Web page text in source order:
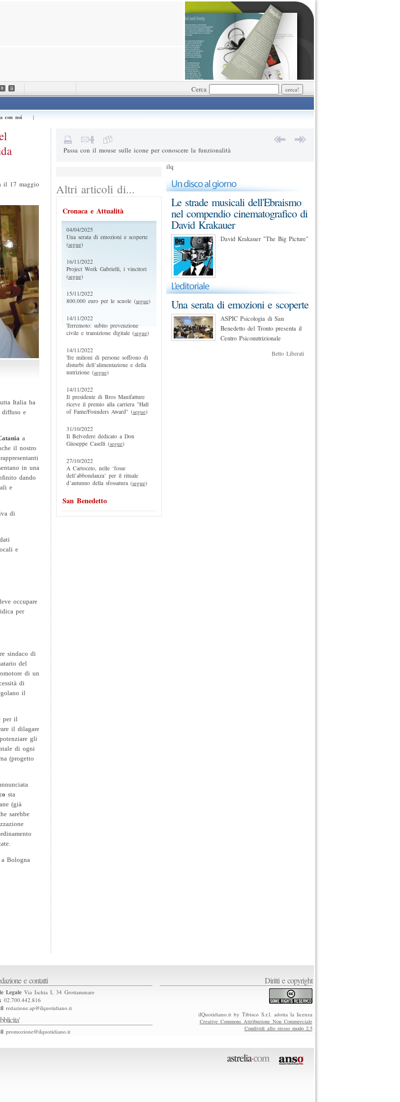
Cerca
con noi|
il 17 maggio
Italia ha
diffuso e
a
il nostro
in una
dando
e
di
e
occupare
per
sindaco di
del
di un
di
il
per il
il dilagare
gli
di ogni
(progetto
sta
(già
sarebbe
Bologna
Passa con il mouse sulle icone per conoscere la funzionalità
Il tuo nome *
Messaggio
Altri articoli di...
Cronaca e Attualità
04/04/2025
Una serata di emozioni e scoperte
(segue)
16/11/2022
Project Work Gabrielli, i vincitori
(segue)
15/11/2022
800.000 euro per le scuole (segue)
14/11/2022
Terremoto: subito prevenzione
civile e transizione digitale (segue)
14/11/2022
Tre milioni di persone soffrono di
disturbi dell’alimentazione e della
nutrizione (segue)
14/11/2022
Il presidente di Bros Manifatture
riceve il premio alla carriera "Hall
of Fame/Founders Award" (segue)
31/10/2022
Il Belvedere dedicato a Don
Giuseppe Caselli (segue)
27/10/2022
A Cartoceto, nelle ‘fosse
dell’abbondanza’ per il rituale
d’autunno della sfossatura (segue)
San Benedetto
ilq
Le strade musicali dell'Ebraismo
nel compendio cinematografico di
David Krakauer
David Krakauer "The Big Picture"
Una serata di emozioni e scoperte
ASPIC Psicologia di San
Benedetto del Tronto presenta il
Centro Psiconutrizionale
Betto Liberati
e contatti
LegaleVia Ischia I, 34 Grottammare
02.700.442.816
redazione.ap@ilquotidiano.it
promozione@ilquotidiano.it
Diritti e copyright
ilQuotidiano.it by Tibisco S.r.l. adotta la licenza
Creative Commons Attribuzione Non Commerciale
Condividi allo stesso modo 2.5